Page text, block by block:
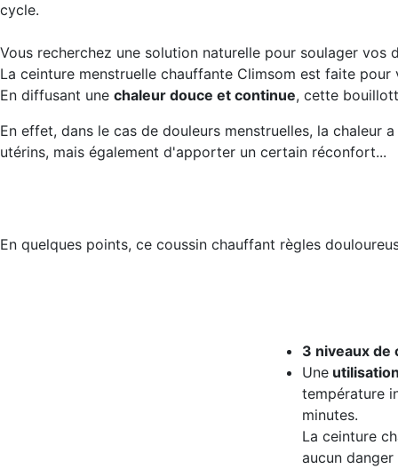
cycle.
Vous recherchez une solution naturelle pour soulager vos
La ceinture menstruelle chauffante Climsom est faite pour
En diffusant une chaleur douce et continue, cette
En effet, dans le cas de douleurs menstruelles, la
utérins, mais également d'apporter un certain réconfort...
En quelques points, ce coussin chauffant règles
3 niveaux de
Une
température
minutes.
La ceinture
aucun